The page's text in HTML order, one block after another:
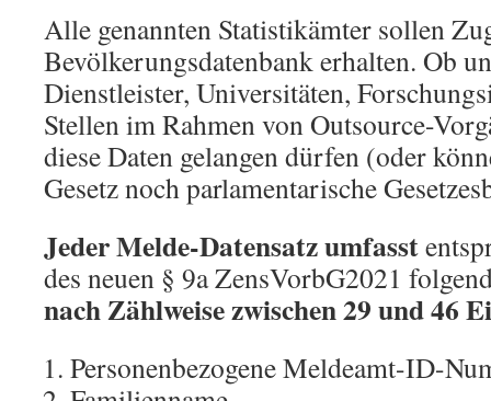
Alle genannten Statistikämter sollen
Bevölkerungsdatenbank erhalten. Ob
Dienstleister, Universitäten,
Stellen im Rahmen von Outsource-
diese Daten gelangen dürfen (oder
Gesetz noch parlamentarische
Jeder Melde-Datensatz umfasst
des neuen § 9a ZensVorbG2021
nach Zählweise zwischen 29 und 46
Personenbezogene Meldeamt-ID-